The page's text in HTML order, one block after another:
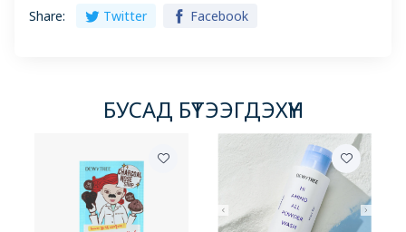
Share: Twitter Facebook
БУСАД БҮТЭЭГДЭХҮҮН